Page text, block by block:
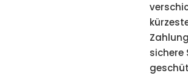
sichere